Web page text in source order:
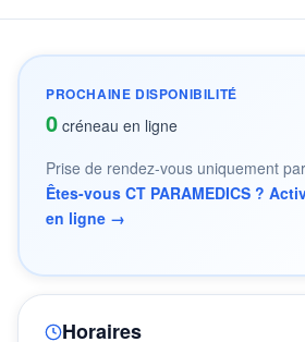
PROCHAINE DISPONIBILITÉ
0 créneau en ligne
Prise de rendez-vous uniquement
Êtes-vous CT PARAMEDICS ?
en ligne →
Horaires